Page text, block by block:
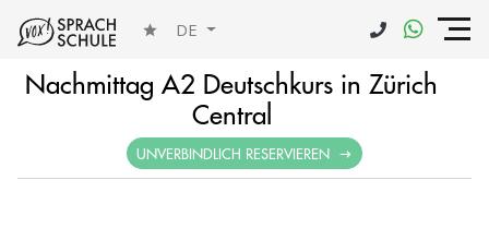
DE
Nachmittag A2 Deutschkurs in Zürich
Central
UNVERBINDLICH RESERVIEREN